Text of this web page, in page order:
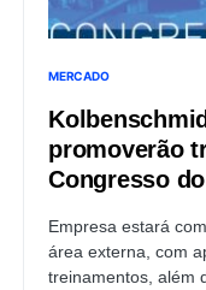
MERCADO
promoverão
Congresso
Empresa estará
área externa, com
treinamentos, além